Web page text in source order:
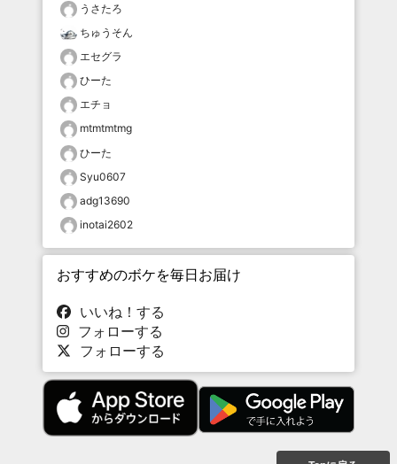
うさたろ
ちゅうそん
エセグラ
ひーた
エチョ
mtmtmtmg
ひーた
Syu0607
adg13690
inotai2602
おすすめのボケを毎日お届け
いいね！する
フォローする
フォローする